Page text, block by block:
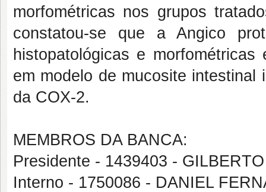
morfométricas nos grupos
constatou-se que a Angico
histopatológicas e
em modelo de mucosite intestinal
da COX-2.
MEMBROS DA BANCA:
Presidente - 1439403 -
Interno - 1750086 - DANIEL